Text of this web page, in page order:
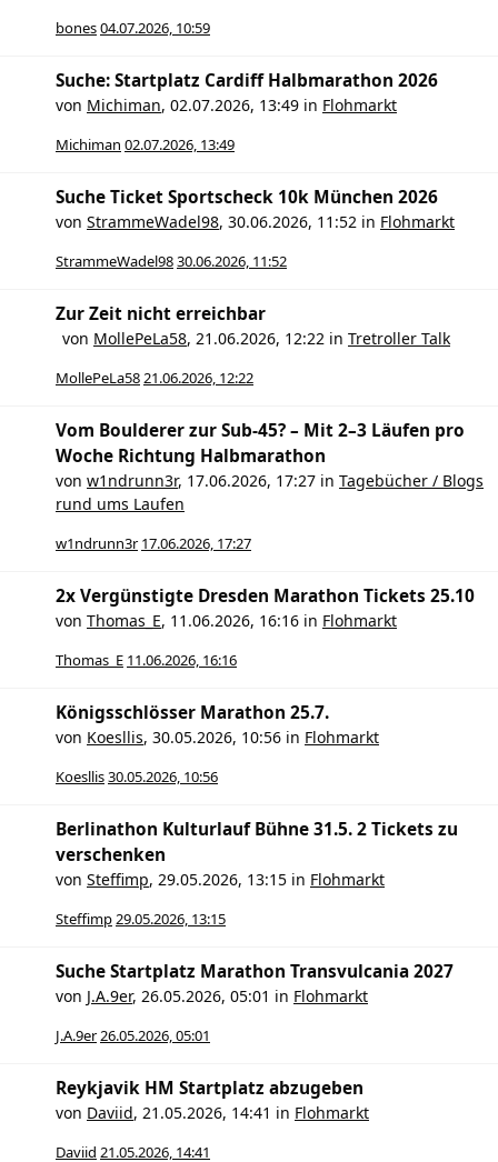
bones04.07.2026, 10:59
Suche: Startplatz Cardiff Halbmarathon 2026
von Michiman, 02.07.2026, 13:49 in Flohmarkt
Michiman 02.07.2026, 13:49
Suche Ticket Sportscheck 10k München 2026
von StrammeWadel98, 30.06.2026, 11:52 in Flohmarkt
StrammeWadel9830.06.2026, 11:52
Zur Zeit nicht erreichbar
von MollePeLa58, 21.06.2026, 12:22 in Tretroller Talk
MollePeLa5821.06.2026, 12:22
Vom Boulderer zur Sub-45? – Mit 2–3 Läufen pro
Woche Richtung Halbmarathon
von w1ndrunn3r, 17.06.2026, 17:27 in Tagebücher / Blogs
rund ums Laufen
w1ndrunn3r 17.06.2026, 17:27
2x Vergünstigte Dresden Marathon Tickets 25.10
von Thomas_E, 11.06.2026, 16:16 in Flohmarkt
Thomas_E 11.06.2026, 16:16
Königsschlösser Marathon 25.7.
von Koesllis, 30.05.2026, 10:56 in Flohmarkt
Koesllis30.05.2026, 10:56
Berlinathon Kulturlauf Bühne 31.5. 2 Tickets zu
verschenken
von Steffimp, 29.05.2026, 13:15 in Flohmarkt
Steffimp29.05.2026, 13:15
Suche Startplatz Marathon Transvulcania 2027
von J.A.9er, 26.05.2026, 05:01 in Flohmarkt
J.A.9er26.05.2026, 05:01
Reykjavik HM Startplatz abzugeben
von Daviid, 21.05.2026, 14:41 in Flohmarkt
Daviid 21.05.2026, 14:41